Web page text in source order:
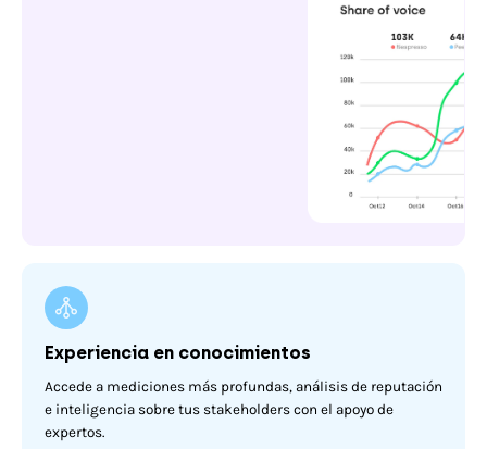
Experiencia en conocimientos
Accede a mediciones más profundas, análisis de reputación
e inteligencia sobre tus stakeholders con el apoyo de
expertos.